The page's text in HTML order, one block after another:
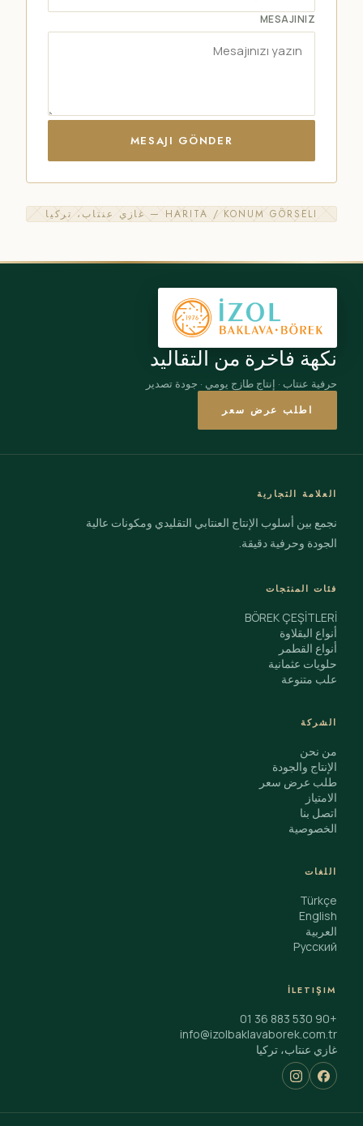
MESAJINIZ
MESAJI GÖNDER
HARITA / KONUM GÖRSELI — غازي عنتاب، تركيا
نكهة فاخرة من التقاليد
حرفية عنتاب · إنتاج طازج يومي · جودة تصدير
اطلب عرض سعر
العلامة التجارية
نجمع بين أسلوب الإنتاج العنتابي التقليدي ومكونات عالية
الجودة وحرفية دقيقة.
فئات المنتجات
BÖREK ÇEŞİTLERİ
أنواع البقلاوة
أنواع القطمر
حلويات عثمانية
علب متنوعة
الشركة
من نحن
الإنتاج والجودة
طلب عرض سعر
الامتياز
اتصل بنا
الخصوصية
اللغات
Türkçe
English
العربية
Русский
İLETIŞIM
+90 530 883 36 01
info@izolbaklavaborek.com.tr
غازي عنتاب، تركيا